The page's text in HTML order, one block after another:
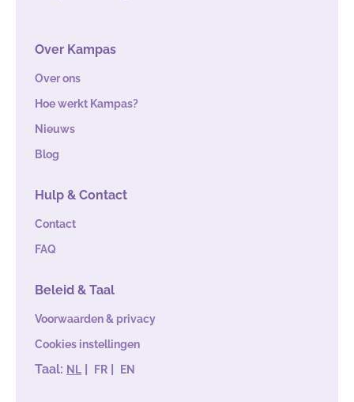
Over Kampas
Over ons
Hoe werkt Kampas?
Nieuws
Blog
Hulp & Contact
Contact
FAQ
Beleid & Taal
Voorwaarden & privacy
Cookies instellingen
Taal: NL | FR | EN